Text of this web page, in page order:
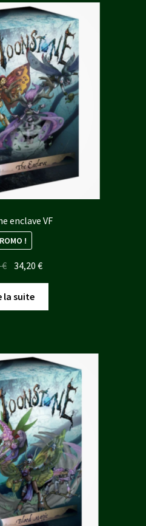
enclave VF
!
€ Le
initial
était :
34,20€Le
est :
la suite